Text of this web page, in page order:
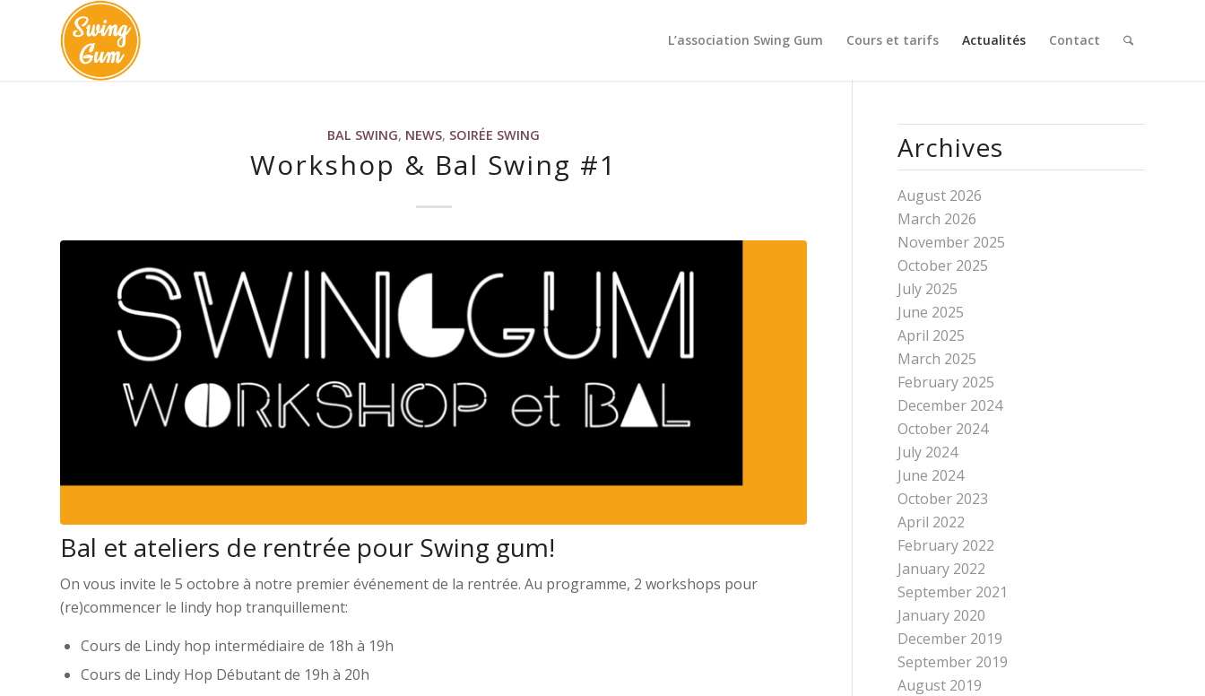
L’association Swing Gum Cours et tarifs Actualités Contact
BAL SWING, NEWS, SOIRÉE SWING
Workshop & Bal Swing #1
Bal et ateliers de rentrée pour Swing gum!
On vous invite le 5 octobre à notre premier événement de la rentrée. Au programme, 2 workshops pour
(re)commencer le lindy hop tranquillement:
Cours de Lindy hop intermédiaire de 18h à 19h
Cours de Lindy Hop Débutant de 19h à 20h
Archives
August 2026
March 2026
November 2025
October 2025
July 2025
June 2025
April 2025
March 2025
February 2025
December 2024
October 2024
July 2024
June 2024
October 2023
April 2022
February 2022
January 2022
September 2021
January 2020
December 2019
September 2019
August 2019